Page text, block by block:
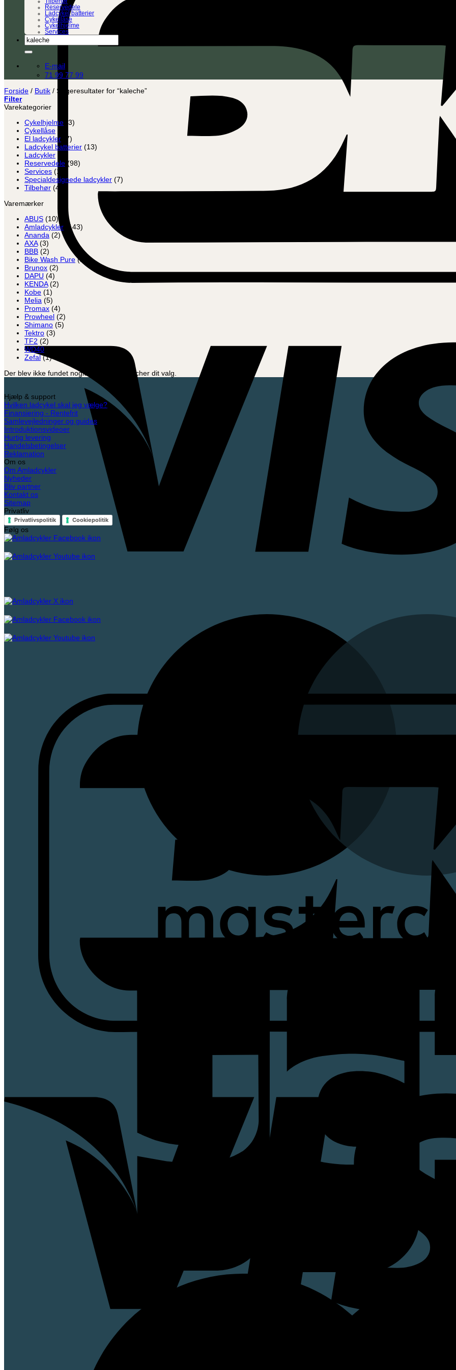
Reservedele
Ladcykel batterier
Cykellåse
Cykelhjelme
Services
Søg
efter:
E-mail
71 99 77 99
Forside / Butik / Søgeresultater for “kaleche”
Filter
Varekategorier
Cykelhjelme (3)
Cykellåse
El ladcykler
(7)
Ladcykel batterier (13)
Ladcykler
Reservedele (98)
Services (12)
Specialdesignede ladcykler (7)
Tilbehør (45)
Varemærker
ABUS (10)
Amladcykler
(143)
Ananda (2)
AXA (3)
BBB (2)
Bike Wash Pure (1)
Brunox (2)
DAPU (4)
KENDA (2)
Kobe (1)
Melia (5)
Promax (4)
Prowheel (2)
Shimano (5)
Tektro (3)
TF2 (2)
WD40
Zefal (1)
Der blev ikke fundet nogle varer, der matcher dit valg.
Hjælp & support
Hvilken ladcykel skal jeg vælge?
Finansiering - Rentefrit
Samlevejledninger og guides
Introduktionsvideoer
Hurtig levering
Handelsbetingelser
Reklamation
Om os
Om Amladcykler
Nyheder
Bliv partner
Kontakt os
Sitemap
Privatliv
Privatlivspolitik Cookiepolitik
Følg os